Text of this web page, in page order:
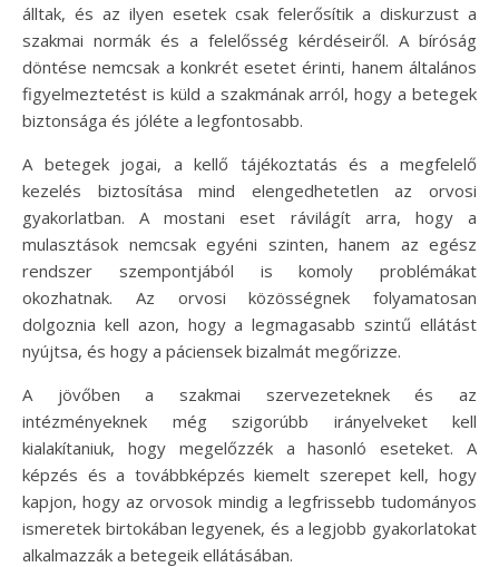
álltak, és az ilyen esetek csak felerősítik a diskurzust a
szakmai normák és a felelősség kérdéseiről. A bíróság
döntése nemcsak a konkrét esetet érinti, hanem általános
figyelmeztetést is küld a szakmának arról, hogy a betegek
biztonsága és jóléte a legfontosabb.
A betegek jogai, a kellő tájékoztatás és a megfelelő
kezelés biztosítása mind elengedhetetlen az orvosi
gyakorlatban. A mostani eset rávilágít arra, hogy a
mulasztások nemcsak egyéni szinten, hanem az egész
rendszer szempontjából is komoly problémákat
okozhatnak. Az orvosi közösségnek folyamatosan
dolgoznia kell azon, hogy a legmagasabb szintű ellátást
nyújtsa, és hogy a páciensek bizalmát megőrizze.
A jövőben a szakmai szervezeteknek és az
intézményeknek még szigorúbb irányelveket kell
kialakítaniuk, hogy megelőzzék a hasonló eseteket. A
képzés és a továbbképzés kiemelt szerepet kell, hogy
kapjon, hogy az orvosok mindig a legfrissebb tudományos
ismeretek birtokában legyenek, és a legjobb gyakorlatokat
alkalmazzák a betegeik ellátásában.